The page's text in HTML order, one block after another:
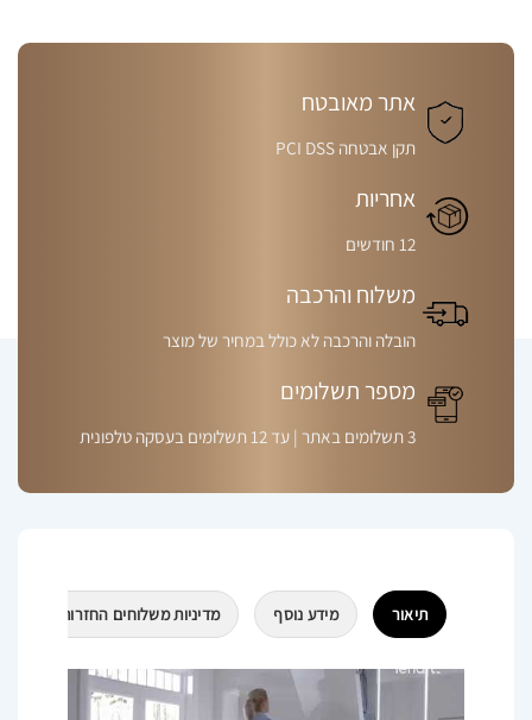
אתר מאובטח
תקן אבטחה PCI DSS
אחריות
12 חודשים
משלוח והרכבה
הובלה והרכבה לא כולל במחיר של מוצר
מספר תשלומים
3 תשלומים באתר | עד 12 תשלומים בעסקה טלפונית
תיאור מידע נוסף מדיניות משלוחים החזרות וביטולים